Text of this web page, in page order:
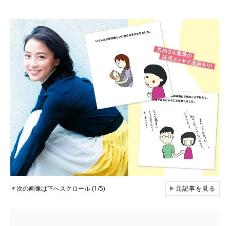
▼次の画像は下へスクロール (1/5) ▶元記事を見る